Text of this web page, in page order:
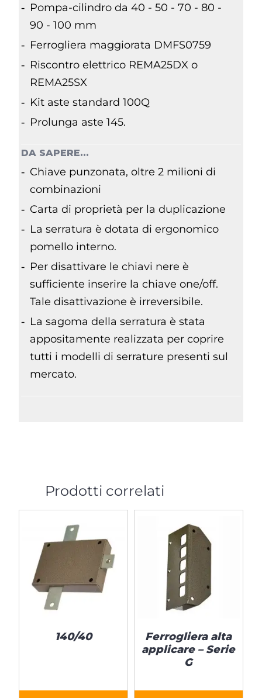
Pompa-cilindro da 40 - 50 - 70 - 80 -
90 - 100 mm
Ferrogliera maggiorata DMFS0759
Riscontro elettrico REMA25DX o
REMA25SX
Kit aste standard 100Q
Prolunga aste 145.
DA SAPERE...
Chiave punzonata, oltre 2 milioni di
combinazioni
Carta di proprietà per la duplicazione
La serratura è dotata di ergonomico
pomello interno.
Per disattivare le chiavi nere è
sufficiente inserire la chiave one/off.
Tale disattivazione è irreversibile.
La sagoma della serratura è stata
appositamente realizzata per coprire
tutti i modelli di serrature presenti sul
mercato.
Prodotti correlati
140/40
Ferrogliera alta
applicare – Serie
G